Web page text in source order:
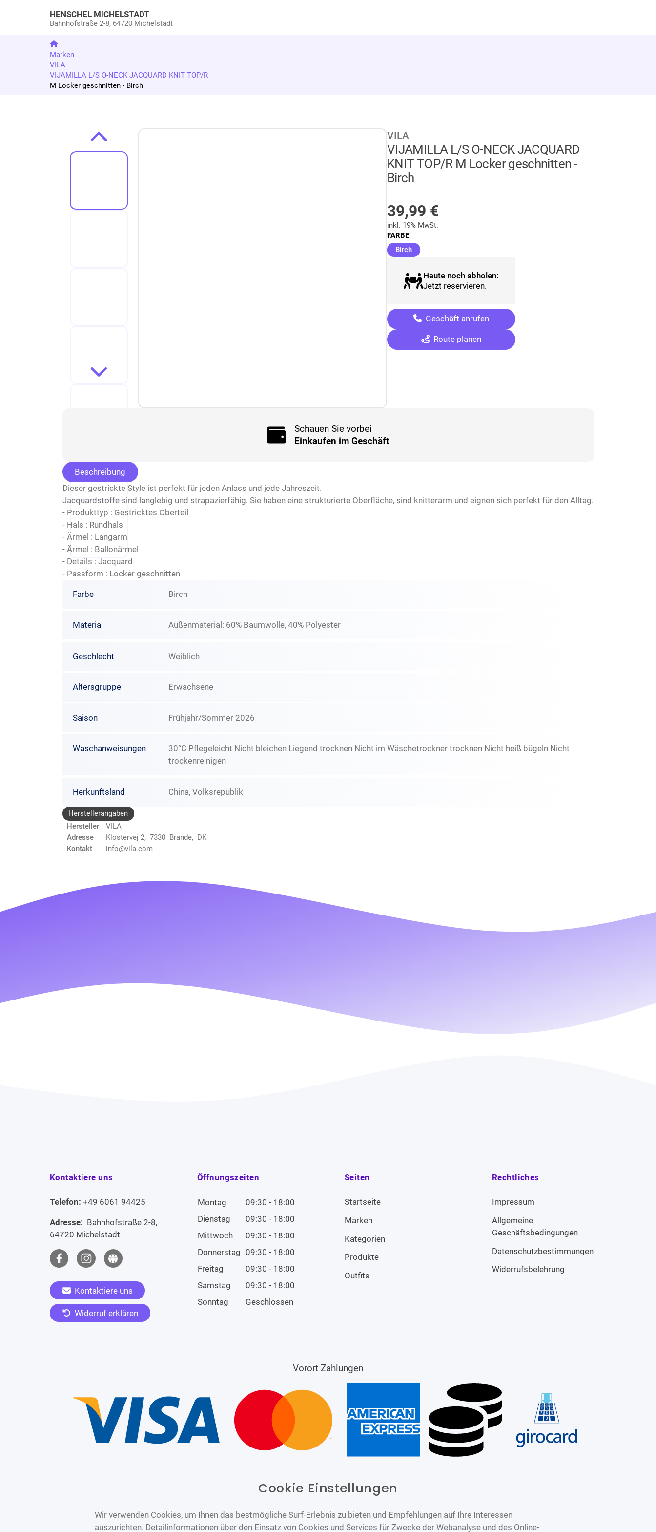
HENSCHEL MICHELSTADT
Bahnhofstraße 2-8, 64720 Michelstadt
Marken
VILA
VIJAMILLA L/S O-NECK JACQUARD KNIT TOP/R
M Locker geschnitten - Birch
Zur Produktbeschreibung springen VILA
VIJAMILLA L/S O-NECK JACQUARD
KNIT TOP/R M Locker geschnitten -
Birch
39,99 €
inkl. 19% MwSt.
FARBE
Birch(ausgewählt)
Heute noch abholen:
Jetzt reservieren.
Geschäft anrufen
Route planen
Schauen Sie vorbei
Einkaufen im Geschäft
Beschreibung
Dieser gestrickte Style ist perfekt für jeden Anlass und jede Jahreszeit.
Jacquardstoffe sind langlebig und strapazierfähig. Sie haben eine strukturierte Oberfläche, sind knitterarm und eignen sich perfekt für den Alltag.
- Produkttyp : Gestricktes Oberteil
- Hals : Rundhals
- Ärmel : Langarm
- Ärmel : Ballonärmel
- Details : Jacquard
- Passform : Locker geschnitten
Farbe Birch
Material Außenmaterial: 60% Baumwolle, 40% Polyester
Geschlecht Weiblich
Altersgruppe Erwachsene
Saison Frühjahr/Sommer 2026
Waschanweisungen
30°C Pflegeleicht Nicht bleichen Liegend trocknen Nicht im Wäschetrockner trocknen Nicht heiß bügeln Nicht
trockenreinigen
Herkunftsland China, Volksrepublik
Herstellerangaben
Hersteller
VILA
Adresse
Klostervej 2, 7330 Brande, DK
Kontakt
info@vila.com
Kontaktiere uns
Telefon: +49 6061 94425
Adresse: Bahnhofstraße 2-8,
64720 Michelstadt
Kontaktiere uns
Widerruf erklären
Öffnungszeiten
Montag
09:30 - 18:00
Dienstag
09:30 - 18:00
Mittwoch
09:30 - 18:00
Donnerstag 09:30 - 18:00
Freitag
09:30 - 18:00
Samstag
09:30 - 18:00
Sonntag
Geschlossen
Seiten
Startseite
Marken
Kategorien
Produkte
Outfits
Rechtliches
Impressum
Allgemeine
Geschäftsbedingungen
Datenschutzbestimmungen
Widerrufsbelehrung
Vorort Zahlungen
Cookie Einstellungen
Wir verwenden Cookies, um Ihnen das bestmögliche Surf-Erlebnis zu bieten und Empfehlungen auf Ihre Interessen
auszurichten. Detailinformationen über den Einsatz von Cookies und Services für Zwecke der Webanalyse und des Online-